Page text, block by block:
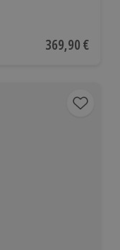
Aktueller Preis
369,90 €